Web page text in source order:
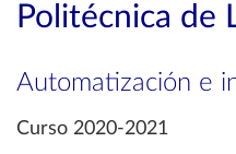
Politécnica de
Automatización e
Curso 2020-2021